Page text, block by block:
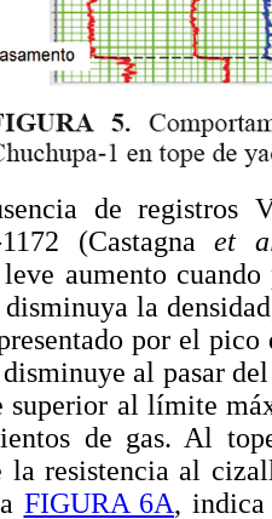
de
(Castagnaet
aumento
disminuya la
por el
al pasar
superior al límite
de gas. Al
la resistencia al
FIGURA 6A, indica